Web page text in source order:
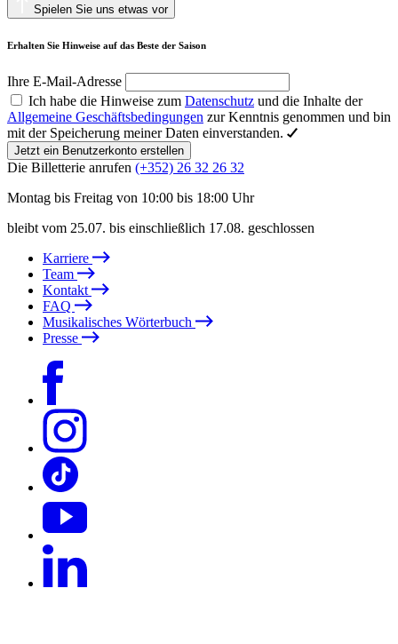
Spielen Sie uns etwas vor
Erhalten Sie Hinweise auf das Beste der Saison
Ihre E-Mail-Adresse
Ich habe die Hinweise zum Datenschutz und die Inhalte der
Allgemeine Geschäftsbedingungen zur Kenntnis genommen und bin
mit der Speicherung meiner Daten einverstanden.
Jetzt ein Benutzerkonto erstellen
Die Billetterie anrufen (+352) 26 32 26 32
Montag bis Freitag von 10:00 bis 18:00 Uhr
bleibt vom 25.07. bis einschließlich 17.08. geschlossen
Karriere
Team
Kontakt
FAQ
Musikalisches Wörterbuch
Presse